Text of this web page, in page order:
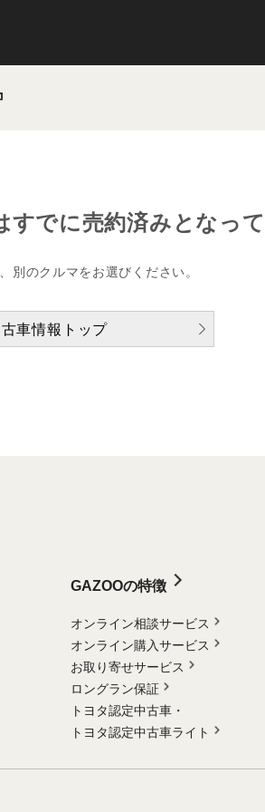
すでに売約済みとなって
別のクルマをお選びください。
車情報トップ
GAZOOの特徴
オンライン相談サービス
オンライン購入サービス
お取り寄せサービス
ロングラン保証
トヨタ認定中古車・
トヨタ認定中古車ライト